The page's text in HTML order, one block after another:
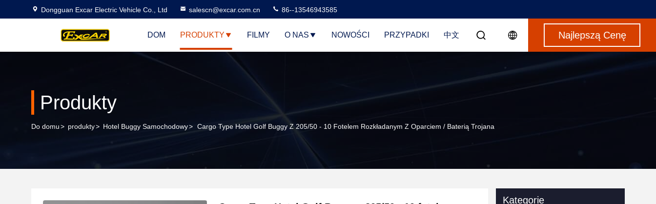
Dongguan Excar Electric Vehicle Co., Ltd salescn@excar.com.cn 86--13546943585
DOM PRODUKTY FILMY O NAS NOWOŚCI PRZYPADKI 中文 Najlepszą Cenę
Produkty
Do domu> produkty> Hotel Buggy Samochodowy> Cargo Type Hotel Golf Buggy Z 205/50 - 10 Fotelem Rozkładanym Z Oparciem / Baterią Trojana
Kategorie